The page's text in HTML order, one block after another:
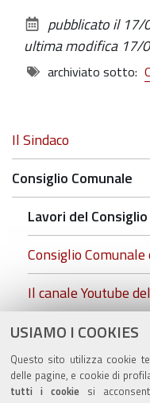
USIAMO I COOKIES
Questo sito utilizza cookie
delle pagine, e cookie di
tutti i cookiesi
documento
pubblicato il 17/
ultima modifica 17/
archiviato sotto:
Navigazione
Il Sindaco
Consiglio Comunale
Lavori del
Consiglio
Il canale Youtube
cc.foto
Commissioni Consiliari